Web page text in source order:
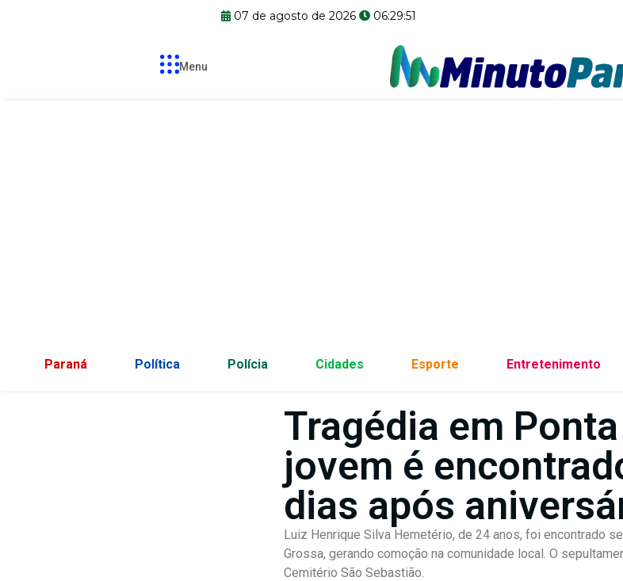
07 de agosto de 2026 06:29:51
Menu
Paraná Política Polícia Cidades Esporte Entretenimento
Tragédia em
jovem é
dias após
Luiz Henrique Silva Hemetério, de 24 anos, foi encontrado
Grossa, gerando comoção na comunidade local. O
Cemitério São Sebastião.